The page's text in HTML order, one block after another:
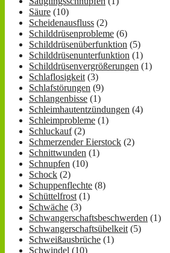
Säure (10)
Scheidenausfluss (2)
Schilddrüsenprobleme (6)
Schilddrüsenüberfunktion (5)
Schilddrüsenunterfunktion (1)
Schilddrüsenvergrößerungen (1)
Schlaflosigkeit (3)
Schlafstörungen (9)
Schlangenbisse (1)
Schleimhautentzündungen (4)
Schleimprobleme (1)
Schluckauf(2)
Schmerzender Eierstock (2)
Schnittwunden (1)
Schnupfen (10)
Schock (2)
Schuppenflechte (8)
Schüttelfrost (1)
Schwäche (3)
Schwangerschaftsbeschwerden (1)
Schwangerschaftsübelkeit (5)
Schweißausbrüche (1)
Schwindel (10)